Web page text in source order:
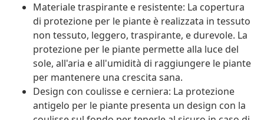
Materiale traspirante e resistente: La copertura
di protezione per le piante è realizzata in tessuto
non tessuto, leggero, traspirante, e durevole. La
protezione per le piante permette alla luce del
sole, all'aria e all'umidità di raggiungere le piante
per mantenere una crescita sana.
Design con coulisse e cerniera: La protezione
antigelo per le piante presenta un design con la